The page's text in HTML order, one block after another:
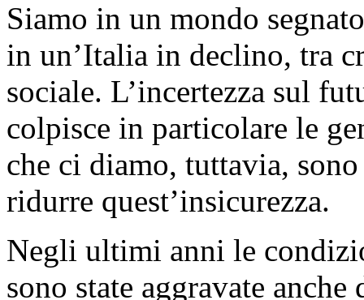
Siamo in un mondo
in un’Italia in declino, tra
sociale. L’incertezza sul
colpisce in particolare le
che ci diamo, tuttavia,
ridurre quest’insicurezza.
Negli ultimi anni le
sono state aggravate